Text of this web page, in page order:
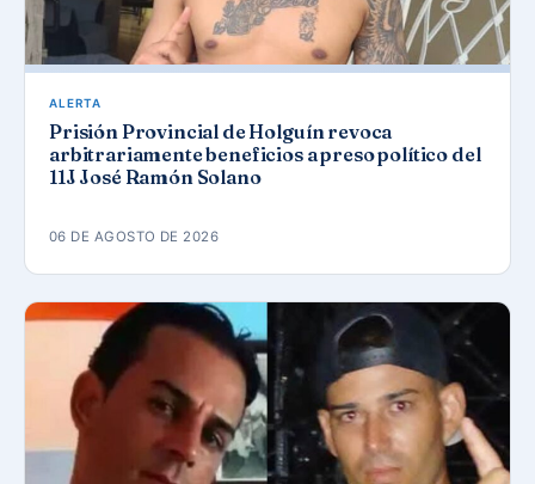
ALERTA
Prisión Provincial de Holguín revoca
arbitrariamente beneficios a preso político del
11J José Ramón Solano
06 DE AGOSTO DE 2026